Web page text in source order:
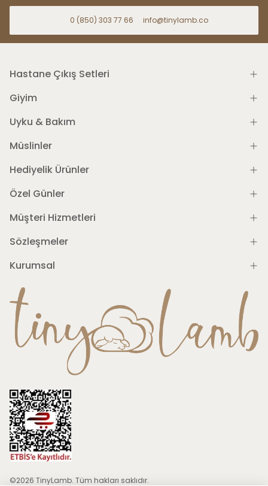
0 (850) 303 77 66 info@tinylamb.co
Hastane Çıkış Setleri
Giyim
Uyku & Bakım
Müslinler
Hediyelik Ürünler
Özel Günler
Müşteri Hizmetleri
Sözleşmeler
Kurumsal
©2026 TinyLamb. Tüm hakları saklıdır.